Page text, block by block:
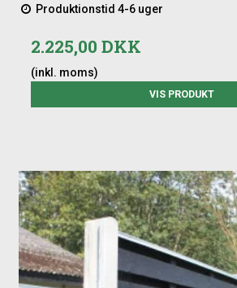
Produktionstid 4-6 uger
2.225,00 DKK
(inkl. moms)
VIS PRODUKT